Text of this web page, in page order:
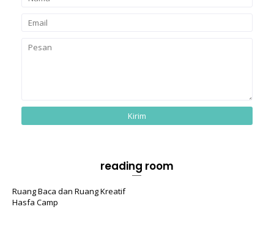
reading room
Ruang Baca dan Ruang Kreatif
Hasfa Camp